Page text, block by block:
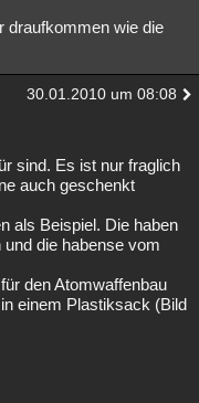
draufkommen wie die
30.01.2010 um 08:08
sind. Es ist nur fraglich
auch geschenkt
als Beispiel. Die haben
die habense vom
den Atomwaffenbau
einem Plastiksack (Bild